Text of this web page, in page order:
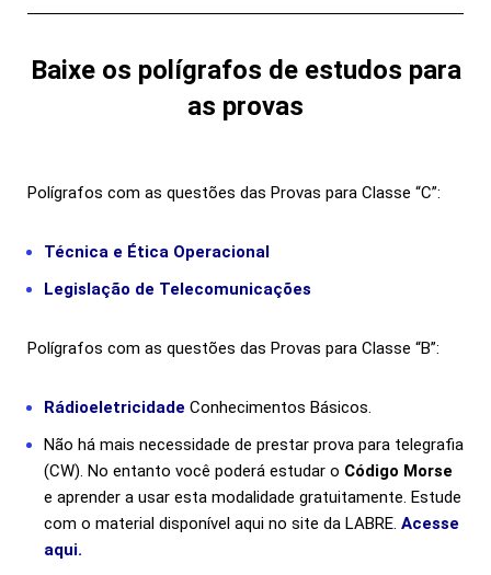
Baixe os polígrafos de estudos para
as provas
Polígrafos com as questões das Provas para Classe “C”:
Técnica e Ética Operacional
Legislação de Telecomunicações
Polígrafos com as questões das Provas para Classe “B”:
Rádioeletricidade Conhecimentos Básicos.
Não há mais necessidade de prestar prova para telegrafia
(CW). No entanto você poderá estudar o Código Morse
e aprender a usar esta modalidade gratuitamente. Estude
com o material disponível aqui no site da LABRE. Acesse
aqui.